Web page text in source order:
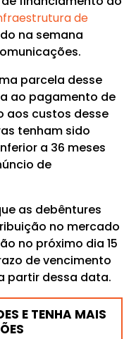
de
na semana
parcela desse
ao pagamento de
aos custos desse
tenham sido
a 36 meses
de
as debêntures
no mercado
no próximo dia 15
de vencimento
partir dessa data.
E TENHA MAIS